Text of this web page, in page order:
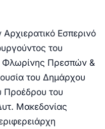
Εσπερινό
του
Φλωρίνης Πρεσπών &
του Δημάρχου
Προέδρου του
Μακεδονίας